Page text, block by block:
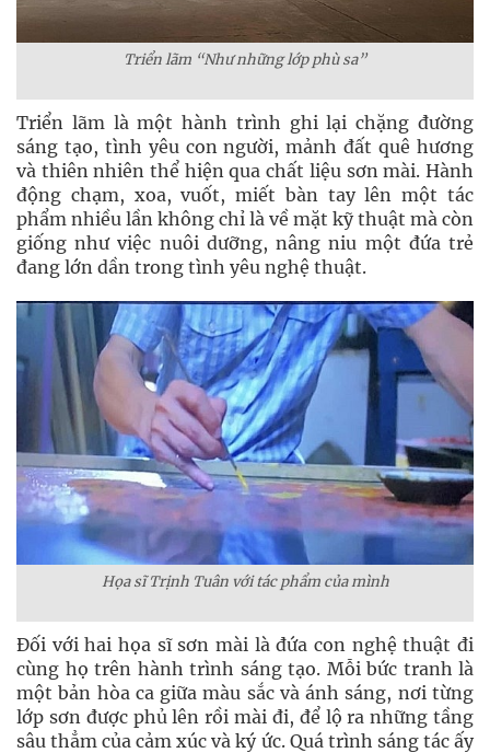
Triển lãm “Như những lớp phù sa”
Triển lãm là một hành trình ghi lại chặng đường
sáng tạo, tình yêu con người, mảnh đất quê hương
và thiên nhiên thể hiện qua chất liệu sơn mài. Hành
động chạm, xoa, vuốt, miết bàn tay lên một tác
phẩm nhiều lần không chỉ là về mặt kỹ thuật mà còn
giống như việc nuôi dưỡng, nâng niu một đứa trẻ
đang lớn dần trong tình yêu nghệ thuật.
Họa sĩ Trịnh Tuân với tác phẩm của mình
Đối với hai họa sĩ sơn mài là đứa con nghệ thuật đi
cùng họ trên hành trình sáng tạo. Mỗi bức tranh là
một bản hòa ca giữa màu sắc và ánh sáng, nơi từng
lớp sơn được phủ lên rồi mài đi, để lộ ra những tầng
sâu thẳm của cảm xúc và ký ức. Quá trình sáng tác ấy